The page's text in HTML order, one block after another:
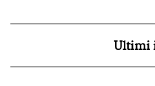
Ultimi